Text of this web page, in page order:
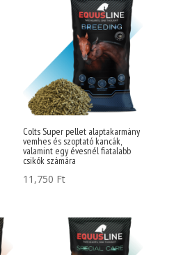
Colts Super pellet alaptakarmány
vemhes és szoptató kancák,
valamint egy évesnél fiatalabb
csikók számára
11,750 Ft